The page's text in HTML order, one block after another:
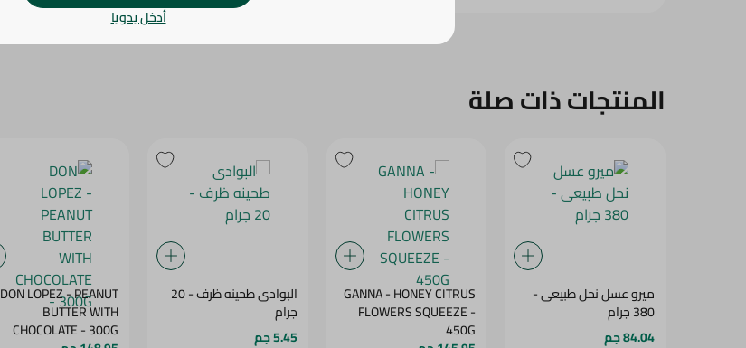
المنتجات ذات صلة
ميرو عسل نحل طبيعى -
380 جرام
84.04 جم
GANNA - HONEY CITRUS
FLOWERS SQUEEZE -
450G
البوادى طحينه ظرف - 20
جرام
5.45 جم
DON LOPEZ - PEANUT
BUTTER WITH
CHOCOLATE - 300G
أدخل يدويا